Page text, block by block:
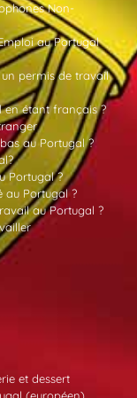
Non-
au Portugal
permis de travail
en étant français ?
au Portugal ?
Portugal ?
au Portugal ?
au Portugal ?
et dessert